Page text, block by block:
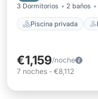
3 Dormitorios 2 baños
Piscina privada
€1,159/noche
7 noches - €8,112